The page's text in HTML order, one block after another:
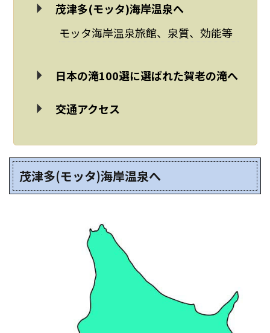
茂津多(モッタ)海岸温泉へ
モッタ海岸温泉旅館、泉質、効能等
日本の滝100選に選ばれた賀老の滝へ
交通アクセス
茂津多(モッタ)海岸温泉へ